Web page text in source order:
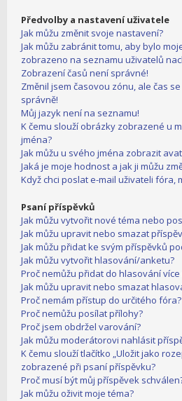
Předvolby a nastavení uživatele
Jak můžu změnit svoje nastavení?
Jak můžu zabránit tomu, aby bylo
zobrazeno na seznamu uživatelů
Zobrazení časů není správné!
Změnil jsem časovou zónu, ale čas
správně!
Můj jazyk není na seznamu!
K čemu slouží obrázky zobrazené u
jména?
Jak můžu u svého jména zobrazit
Jaká je moje hodnost a jak ji můžu
Když chci poslat e-mail uživateli fóra,
Psaní příspěvků
Jak můžu vytvořit nové téma nebo
Jak můžu upravit nebo smazat
Jak můžu přidat ke svým příspěvků
Jak můžu vytvořit hlasování/anketu?
Proč nemůžu přidat do hlasování více
Jak můžu upravit nebo smazat
Proč nemám přístup do určitého fóra?
Proč nemůžu posílat přílohy?
Proč jsem obdržel varování?
Jak můžu moderátorovi nahlásit
K čemu slouží tlačítko „Uložit jako
zobrazené při psaní příspěvku?
Proč musí být můj příspěvek
Jak můžu oživit moje téma?